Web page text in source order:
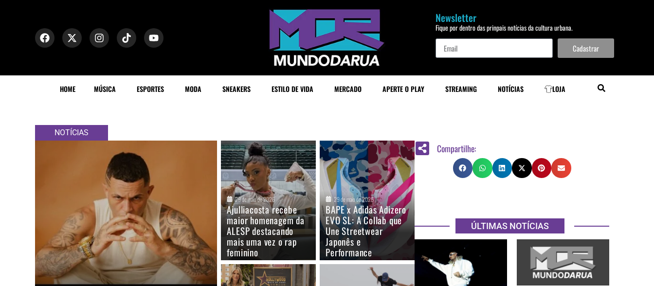
Newsletter
Fique por dentro das prinpais notícias da cultura urbana.
Cadastrar
HOME MÚSICA ESPORTES MODA SNEAKERS ESTILO DE VIDA MERCADO APERTE O PLAY STREAMING NOTÍCIAS LOJA
NOTÍCIAS
29 de maio de 2026
Ajulliacosta recebe
maior homenagem da
ALESP destacando
mais uma vez o rap
feminino
29 de maio de 2026
BAPE x Adidas Adizero
EVO SL: A Collab que
Une Streetwear
Japonês e
Performance
Compartilhe:
ÚLTIMAS NOTÍCIAS